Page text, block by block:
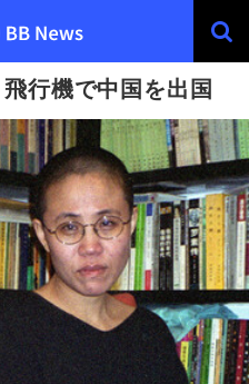
行機で中国を出国